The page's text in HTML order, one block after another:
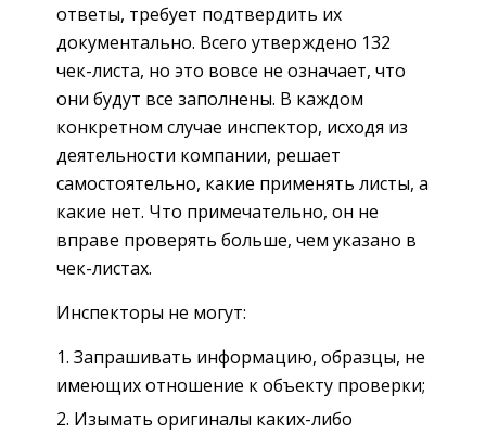
ответы, требует подтвердить их
документально. Всего утверждено 132
чек-листа, но это вовсе не означает, что
они будут все заполнены. В каждом
конкретном случае инспектор, исходя из
деятельности компании, решает
самостоятельно, какие применять листы, а
какие нет. Что примечательно, он не
вправе проверять больше, чем указано в
чек-листах.
Инспекторы не могут:
Запрашивать информацию, образцы, не
имеющих отношение к объекту проверки;
Изымать оригиналы каких-либо